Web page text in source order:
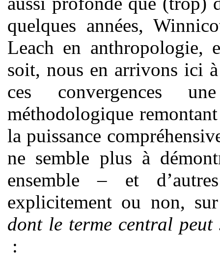
quelques années,
Leach en anthropologie,
soit, nous en arrivons ici
ces convergences
méthodologique
la puissance
ne semble plus à
ensemble – et
explicitement ou non,
dont le terme central peut
: